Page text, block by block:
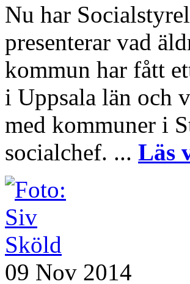
Nu har
presenterar vad
kommun har fått
i Uppsala län och
med kommuner i
socialchef. ... Läs
09 Nov 2014